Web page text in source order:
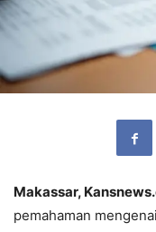
Makassar,
pemahaman